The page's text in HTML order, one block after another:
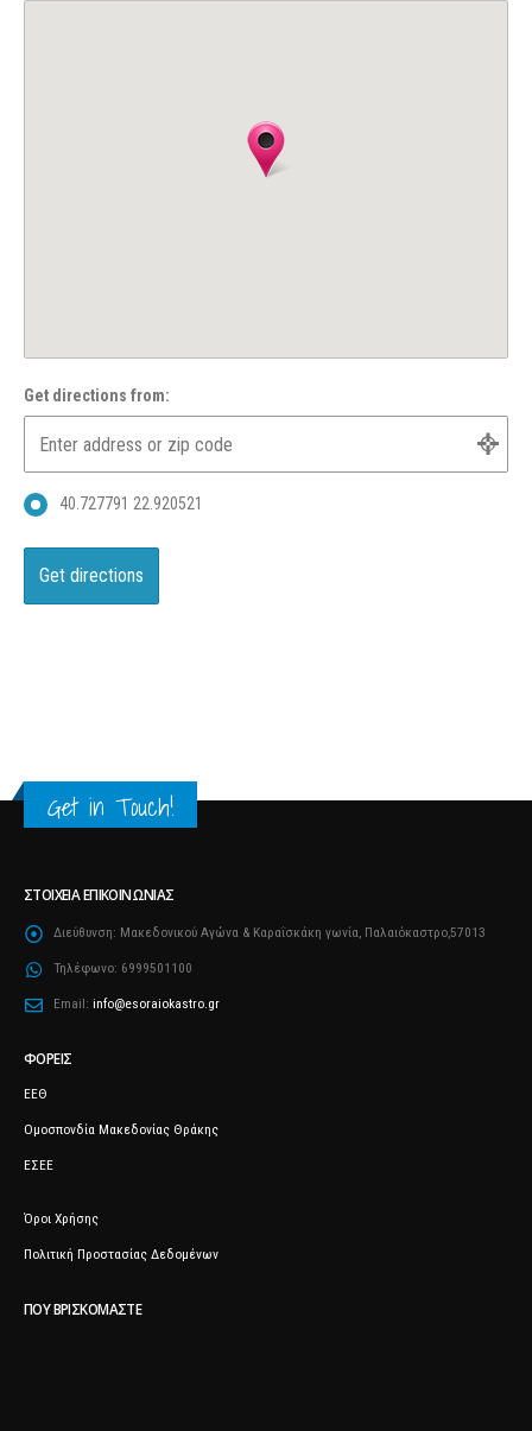
Get directions from:
40.727791 22.920521
Get in Touch!
ΣΤΟΙΧΕΊΑ ΕΠΙΚΟΙΝΩΝΊΑΣ
Διεύθυνση: Μακεδονικού Αγώνα & Καραΐσκάκη γωνία, Παλαιόκαστρο,57013
Τηλέφωνο: 6999501100
Email: info@esoraiokastro.gr
ΦΟΡΕΊΣ
ΕΕΘ
Ομοσπονδία Μακεδονίας Θράκης
ΕΣΕΕ
Όροι Χρήσης
Πολιτική Προστασίας Δεδομένων
ΠΟΥ ΒΡΙΣΚΌΜΑΣΤΕ